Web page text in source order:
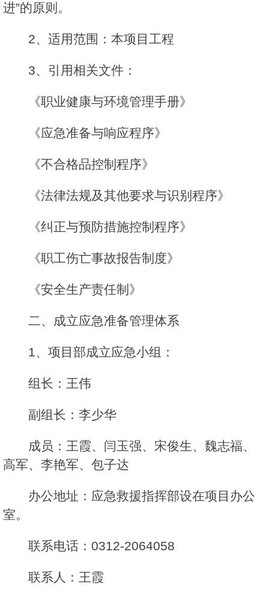
进”的原则。
2、适用范围：本项目工程
3、引用相关文件：
《职业健康与环境管理手册》
《应急准备与响应程序》
《不合格品控制程序》
《法律法规及其他要求与识别程序》
《纠正与预防措施控制程序》
《职工伤亡事故报告制度》
《安全生产责任制》
二、成立应急准备管理体系
1、项目部成立应急小组：
组长：王伟
副组长：李少华
成员：王霞、闫玉强、宋俊生、魏志福、
高军、李艳军、包子达
办公地址：应急救援指挥部设在项目办公
室。
联系电话：0312-2064058
联系人：王霞